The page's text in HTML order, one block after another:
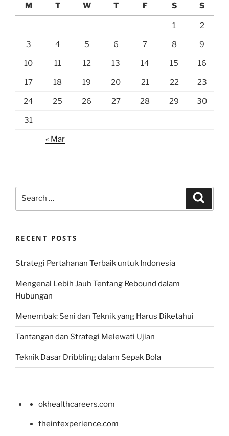
M
T W T F S S
1 2
3 4 5 6 7 8 9
10 11 12 13 14 15 16
17 18 19 20 21 22 23
24 25 26 27 28 29 30
31
« Mar
RECENT POSTS
Strategi Pertahanan Terbaik untuk Indonesia
Mengenal Lebih Jauh Tentang Rebound dalam
Hubungan
Menembak: Seni dan Teknik yang Harus Diketahui
Tantangan dan Strategi Melewati Ujian
Teknik Dasar Dribbling dalam Sepak Bola
okhealthcareers.com
theintexperience.com